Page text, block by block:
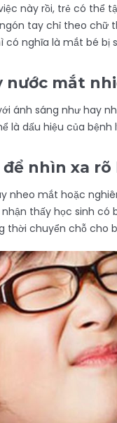
này rồi, trẻ có thể
tay chỉ theo
nghĩa là mắt bé bị
nước mắt
ánh sáng như hay
là dấu hiệu của
nhìn xa rõ
nheo mắt hoặc
thấy học sinh có
chuyển chỗ cho